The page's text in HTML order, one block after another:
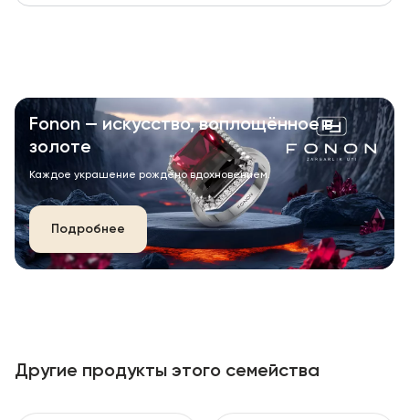
Fonon — искусство, воплощённое в
золоте
Каждое украшение рождено вдохновением.
Подробнее
Другие продукты этого семейства